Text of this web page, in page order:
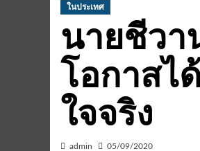
ในประเทศ
นายชีว
โอกาสไ
ใจจริง
admin 05/09/2020